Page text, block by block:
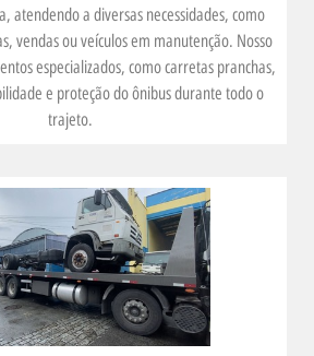
atendendo a diversas necessidades, como
vendas ou veículos em manutenção. Nosso
especializados, como carretas pranchas,
e proteção do ônibus durante todo o
trajeto.